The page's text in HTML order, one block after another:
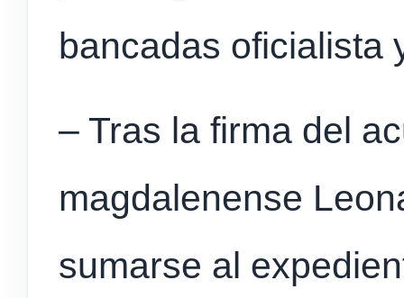
bancadas oficialista
– Tras la firma del
magdalenense
sumarse al